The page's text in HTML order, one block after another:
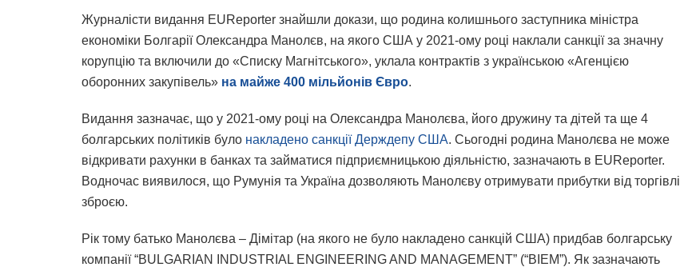
Журналісти видання EUReporter знайшли докази, що родина колишнього заступника міністра
економіки Болгарії Олександра Манолєв, на якого США у 2021-ому році наклали санкції за значну
корупцію та включили до «Списку Магнітського», уклала контрактів з українською «Агенцією
оборонних закупівель» на майже 400 мільйонів Євро.
Видання зазначає, що у 2021-ому році на Олександра Манолєва, його дружину та дітей та ще 4
болгарських політиків було накладено санкції Держдепу США. Сьогодні родина Манолєва не може
відкривати рахунки в банках та займатися підприємницькою діяльністю, зазначають в EUReporter.
Водночас виявилося, що Румунія та Україна дозволяють Манолєву отримувати прибутки від торгівлі
зброєю.
Рік тому батько Манолєва – Дімітар (на якого не було накладено санкцій США) придбав болгарську
компанії “BULGARIAN INDUSTRIAL ENGINEERING AND MANAGEMENT” (“BIEM”). Як зазначають